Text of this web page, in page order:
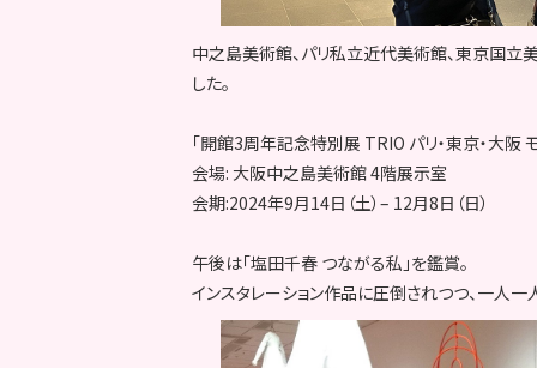
中之島美術館、パリ私立近代美術館、東京国
した。
「開館3周年記念特別展 TRIO パリ・東京・大阪 モ
会場: 大阪中之島美術館 4階展示室
会期:2024年9月14日（土）– 12月8日（日）
午後は「塩田千春 つながる私」を鑑賞。
インスタレーション作品に圧倒されつつ、一人